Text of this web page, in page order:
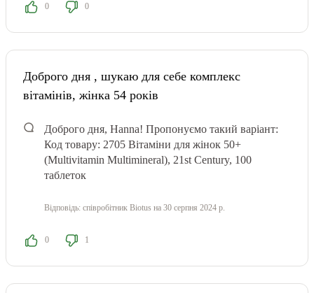
0 0
Доброго дня , шукаю для себе комплекс
вітамінів, жінка 54 років
Доброго дня, Hanna! Пропонуємо такий варіант:
Код товару: 2705 Вітаміни для жінок 50+
(Multivitamin Multimineral), 21st Century, 100
таблеток
Відповідь: співробітник Biotus на 30 серпня 2024 р.
0 1